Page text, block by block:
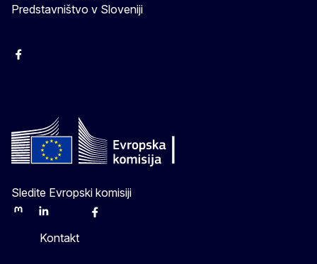
Predstavništvo v Sloveniji
Facebook
Sledite Evropski komisiji
MastodonLinkedInBlueskyFacebook
Kontakt